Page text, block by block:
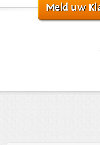
Meld uw